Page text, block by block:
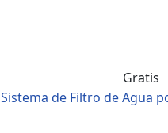
Gratis
Sistema de Filtro de Agua